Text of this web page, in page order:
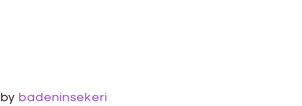
bybadeninsekeri